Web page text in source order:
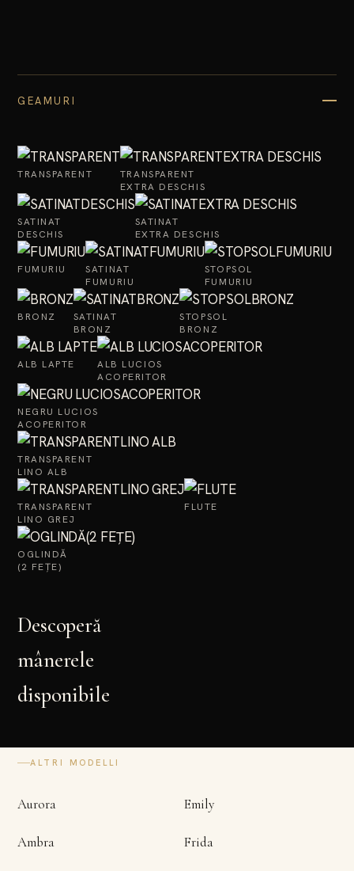
GEAMURI
TRANSPARENT
TRANSPARENT
EXTRA DESCHIS
SATINAT
DESCHIS
SATINAT
EXTRA DESCHIS
FUMURIU
SATINAT
FUMURIU
STOPSOL
FUMURIU
BRONZ
SATINAT
BRONZ
STOPSOL
BRONZ
ALB LAPTE
ALB LUCIOS
ACOPERITOR
NEGRU LUCIOS
ACOPERITOR
TRANSPARENT
LINO ALB
TRANSPARENT
LINO GREJ
FLUTE
OGLINDĂ
(2 FEȚE)
Descoperă
mânerele
disponibile
ALTRI MODELLI
Aurora Emily
Ambra Frida